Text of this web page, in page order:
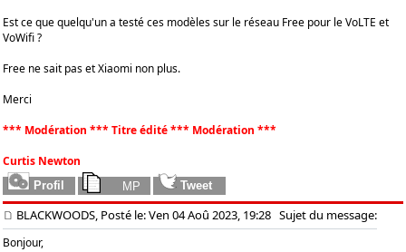
Est ce que quelqu'un a testé ces modèles sur le réseau Free pour le VoLTE et
VoWifi ?
Free ne sait pas et Xiaomi non plus.
Merci
*** Modération *** Titre édité *** Modération ***
Curtis Newton
BLACKWOODS, Posté le: Ven 04 Aoû 2023, 19:28 Sujet du message:
Bonjour,